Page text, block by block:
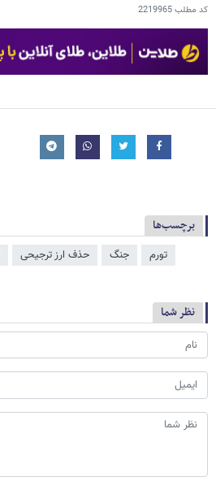
کد مطلب2219965
برچسب‌ها
تورم جنگ حذف ارز ترجیحی
نظر شما